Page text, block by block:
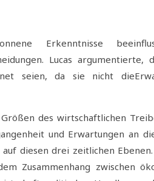
Erkenntnisse
Lucas argumentierte,
seien, da sie nicht
des wirtschaftlichen
und Erwartungen an
diesen drei zeitlichen
Zusammenhang zwischen